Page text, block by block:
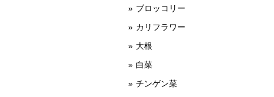
ブロッコリー
カリフラワー
大根
白菜
チンゲン菜